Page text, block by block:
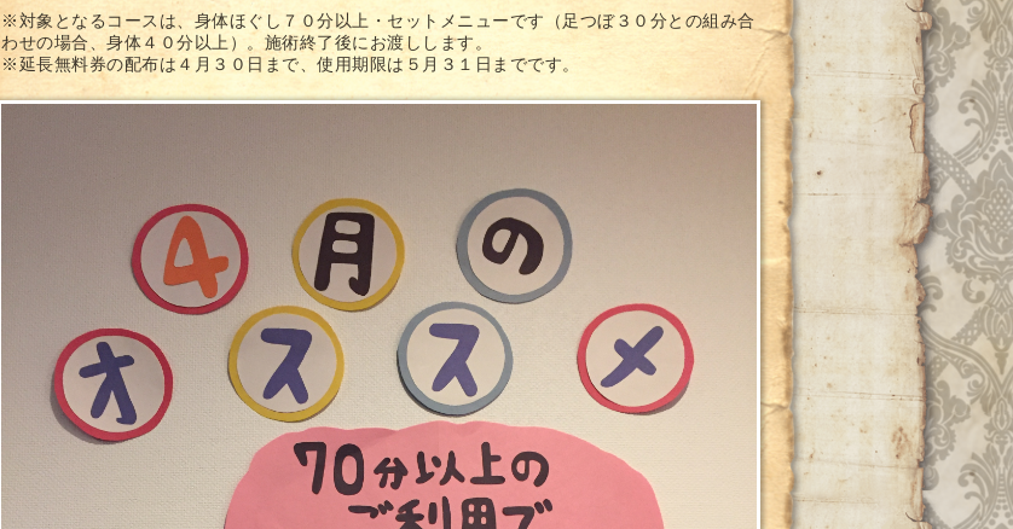
※対象となるコースは、身体ほぐし７０分以上・セットメニューです（足つぼ３０分との組み合
わせの場合、身体４０分以上）。施術終了後にお渡しします。
※延長無料券の配布は４月３０日まで、使用期限は５月３１日までです。